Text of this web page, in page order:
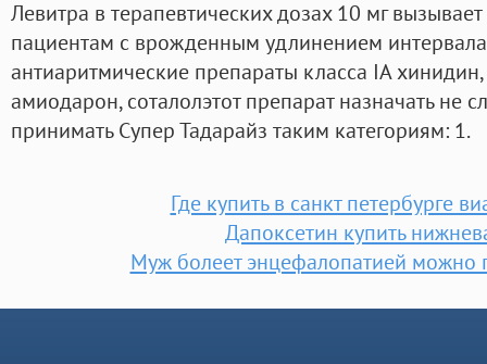
Левитра в терапевтических дозах 10 мг
пациентам с врожденным удлинением
антиаритмические препараты класса IА
амиодарон, соталолэтот препарат назначать не
принимать Супер Тадарайз таким категориям: 1.
Где купить в санкт петербурге
Дапоксетин купить
Муж болеет энцефалопатией можно